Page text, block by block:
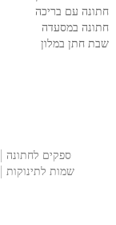
חתונה עם בריכה
חתונה במסעדה
שבת חתן במלון
ספקים לחתונה
שמות לתינוקות